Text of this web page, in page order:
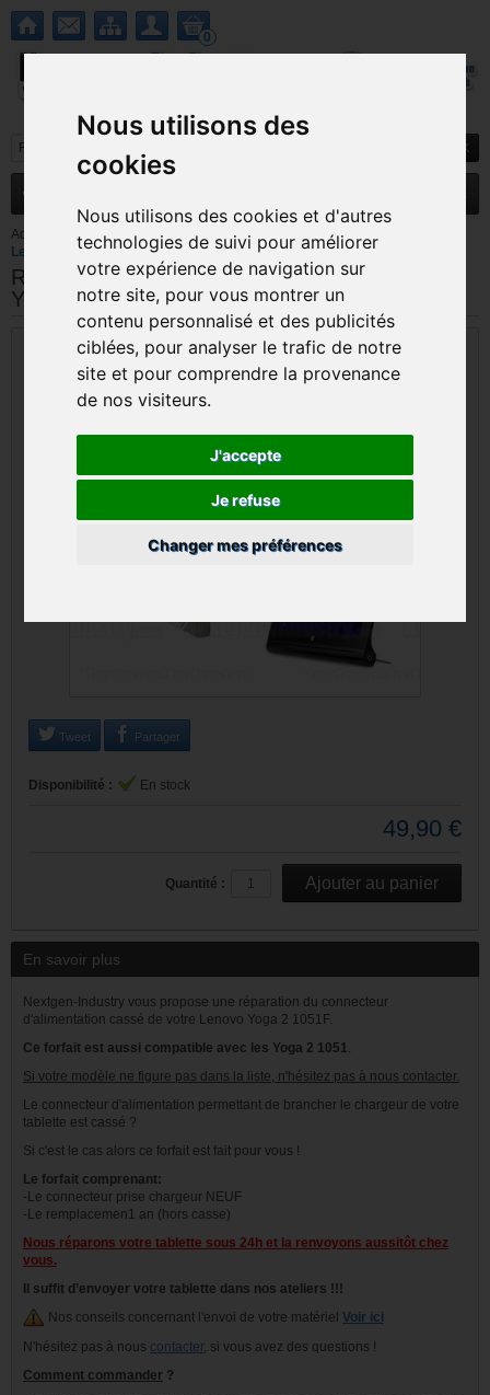
Nous utilisons des
cookies
Nous utilisons des cookies et d'autres
technologies de suivi pour améliorer
votre expérience de navigation sur
notre site, pour vous montrer un
contenu personnalisé et des publicités
ciblées, pour analyser le trafic de notre
site et pour comprendre la provenance
de nos visiteurs.
J'accepte
Je refuse
Changer mes préférences
0
Accueil Tablettes Lenovo
Réparation connecteur alimentation
Lenovo Yoga 2 1051F
Réparation connecteur alimentation Lenovo
Yoga 2 1051F
Tweet Partager
Disponibilité : En stock
49,90 €
Quantité :
En savoir plus
Nextgen-Industry vous propose une réparation du connecteur
d'alimentation cassé de votre Lenovo Yoga 2 1051F.
Ce forfait est aussi compatible avec les Yoga 2 1051.
Si votre modèle ne figure pas dans la liste, n'hésitez pas à nous contacter.
Le connecteur d'alimentation permettant de brancher le chargeur de votre
tablette est cassé ?
Si c'est le cas alors ce forfait est fait pour vous !
Le forfait comprenant:
-Le connecteur prise chargeur NEUF
-Le remplacemen1 an (hors casse)
Nous réparons votre tablette sous 24h et la renvoyons aussitôt chez
vous.
Il suffit d’envoyer votre tablette dans nos ateliers !!!
Nos conseils concernant l'envoi de votre matériel Voir ici
N'hésitez pas à nous contacter, si vous avez des questions !
Comment commander ?